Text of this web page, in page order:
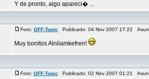
Y de pronto, algo apareci� ...
Foro: OFF-Topic Publicado: 04 Nov 2007 17:22
Muy bonitos Alnilamkefren!
Foro: OFF-Topic Publicado: 02 Nov 2007 01:21